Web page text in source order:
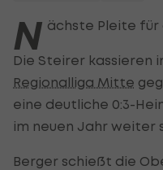
N ächste Pleite für
Die Steirer kassieren
Regionalliga Mitte
eine deutliche 0:3-
im neuen Jahr weiter
Berger schießt die